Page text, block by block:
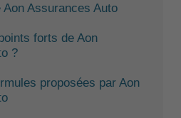
Assurances Auto
forts de Aon
?
proposées par Aon